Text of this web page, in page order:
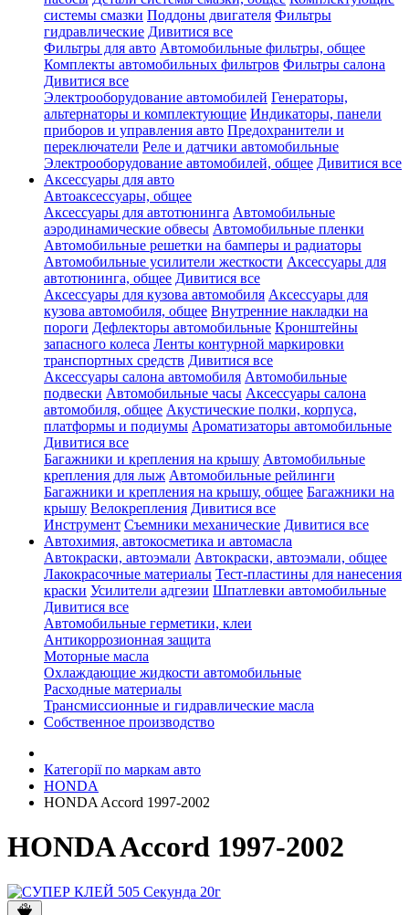
системы смазки Поддоны двигателя Фильтры
гидравлические Дивитися все
Фильтры для авто Автомобильные фильтры, общее
Комплекты автомобильных фильтров Фильтры салона
Дивитися все
Электрооборудование автомобилей Генераторы,
альтернаторы и комплектующие Индикаторы, панели
приборов и управления авто Предохранители и
переключатели Реле и датчики автомобильные
Электрооборудование автомобилей, общее Дивитися все
Аксессуары для авто
Автоаксессуары, общее
Аксессуары для автотюнинга Автомобильные
аэродинамические обвесы Автомобильные пленки
Автомобильные решетки на бамперы и радиаторы
Автомобильные усилители жесткости Аксессуары для
автотюнинга, общее Дивитися все
Аксессуары для кузова автомобиля Аксессуары для
кузова автомобиля, общее Внутренние накладки на
пороги Дефлекторы автомобильные Кронштейны
запасного колеса Ленты контурной маркировки
транспортных средств Дивитися все
Аксессуары салона автомобиля Автомобильные
подвески Автомобильные часы Аксессуары салона
автомобиля, общее Акустические полки, корпуса,
платформы и подиумы Ароматизаторы автомобильные
Дивитися все
Багажники и крепления на крышу Автомобильные
крепления для лыж Автомобильные рейлинги
Багажники и крепления на крышу, общее Багажники на
крышу Велокрепления Дивитися все
Инструмент Съемники механические Дивитися все
Автохимия, автокосметика и автомасла
Автокраски, автоэмали Автокраски, автоэмали, общее
Лакокрасочные материалы Тест-пластины для нанесения
краски Усилители адгезии Шпатлевки автомобильные
Дивитися все
Автомобильные герметики, клеи
Антикоррозионная защита
Моторные масла
Охлаждающие жидкости автомобильные
Расходные материалы
Трансмиссионные и гидравлические масла
Собственное производство
Категорії по маркам авто
HONDA
HONDA Accord 1997-2002
HONDA Accord 1997-2002